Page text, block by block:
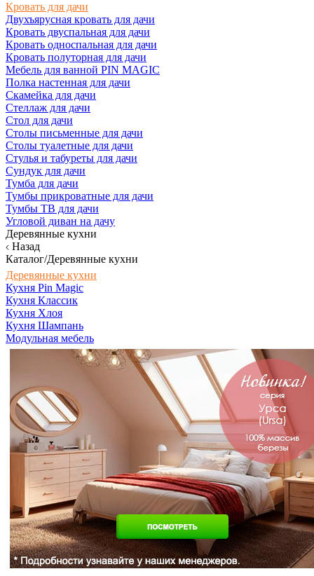
Кровать для дачи
Двухъярусная кровать для дачи
Кровать двуспальная для дачи
Кровать односпальная для дачи
Кровать полуторная для дачи
Мебель для ванной PIN MAGIC
Полка настенная для дачи
Скамейка для дачи
Стеллаж для дачи
Стол для дачи
Столы письменные для дачи
Столы туалетные для дачи
Стулья и табуреты для дачи
Сундук для дачи
Тумба для дачи
Тумбы прикроватные для дачи
Тумбы ТВ для дачи
Угловой диван на дачу
Деревянные кухни
Назад
Каталог/Деревянные кухни
Деревянные кухни
Кухня Pin Magic
Кухня Классик
Кухня Хлоя
Кухня Шампань
Модульная мебель